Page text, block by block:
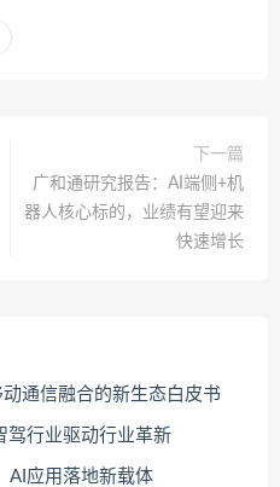
下一篇
广和通研究报告：AI端侧+机
器人核心标的，业绩有望迎来
快速增长
通信融合的新生态白皮书
驾行业驱动行业革新
AI应用落地新载体